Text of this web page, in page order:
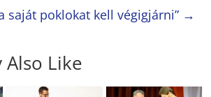
saját poklokat kell végigjárni” →
Also Like